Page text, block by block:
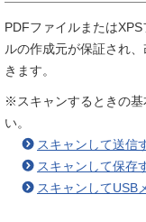
PDFファイルまたは
ルの作成元が保証され
きます。
※スキャンするときの基
い。
スキャンして送信
スキャンして保存
スキャンしてUSB